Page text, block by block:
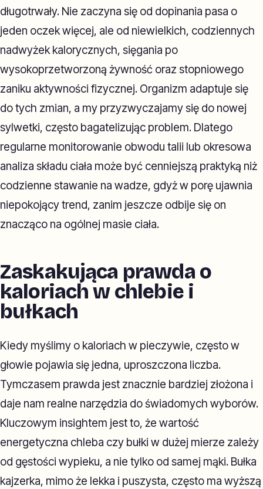
długotrwały. Nie zaczyna się od dopinania pasa o
jeden oczek więcej, ale od niewielkich, codziennych
nadwyżek kalorycznych, sięgania po
wysokoprzetworzoną żywność oraz stopniowego
zaniku aktywności fizycznej. Organizm adaptuje się
do tych zmian, a my przyzwyczajamy się do nowej
sylwetki, często bagatelizując problem. Dlatego
regularne monitorowanie obwodu talii lub okresowa
analiza składu ciała może być cenniejszą praktyką niż
codzienne stawanie na wadze, gdyż w porę ujawnia
niepokojący trend, zanim jeszcze odbije się on
znacząco na ogólnej masie ciała.
Zaskakująca prawda o
kaloriach w chlebie i
bułkach
Kiedy myślimy o kaloriach w pieczywie, często w
głowie pojawia się jedna, uproszczona liczba.
Tymczasem prawda jest znacznie bardziej złożona i
daje nam realne narzędzia do świadomych wyborów.
Kluczowym insightem jest to, że wartość
energetyczna chleba czy bułki w dużej mierze zależy
od gęstości wypieku, a nie tylko od samej mąki. Bułka
kajzerka, mimo że lekka i puszysta, często ma wyższą